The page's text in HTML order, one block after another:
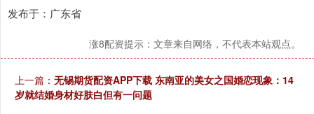
发布于：广东省
涨8配资提示：文章来自网络，不代表本站观点。
上一篇： 无锡期货配资APP下载 东南亚的美女之国婚恋现象：14
岁就结婚身材好肤白但有一问题